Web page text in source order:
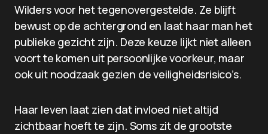
Wilders voor het tegenovergestelde. Ze blijft
bewust op de achtergrond en laat haar man het
publieke gezicht zijn. Deze keuze lijkt niet alleen
voort te komen uit persoonlijke voorkeur, maar
ook uit noodzaak gezien de veiligheidsrisico’s.
Haar leven laat zien dat invloed niet altijd
zichtbaar hoeft te zijn. Soms zit de grootste